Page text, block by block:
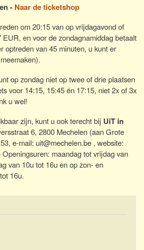
- Naar de ticketshop
om 20:15 van op vrijdagavond of
en voor de zondagnamiddag betaalt
optreden van 45 minuten, u kunt er
op zondag niet op twee of drie plaatsen
voor 14:15, 15:45 én 17:15, niet 2x of 3x
u wel!
zijn, kunt u ook terecht bij UiT in
6, 2800 Mechelen (aan Grote
e-mail: uit@mechelen.be , website:
Openingsuren: maandag tot vrijdag van
van 10u tot 16u en op zon- en
16u.